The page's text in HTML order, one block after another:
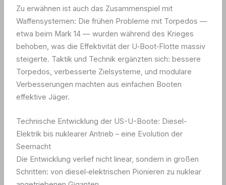
Zu erwähnen ist auch das Zusammenspiel mit
Waffensystemen: Die frühen Probleme mit Torpedos —
etwa beim Mark 14 — wurden während des Krieges
behoben, was die Effektivität der U‑Boot‑Flotte massiv
steigerte. Taktik und Technik ergänzten sich: bessere
Torpedos, verbesserte Zielsysteme, und modulare
Verbesserungen machten aus einfachen Booten
effektive Jäger.
Technische Entwicklung der US-U-Boote: Diesel-
Elektrik bis nuklearer Antrieb – eine Evolution der
Seemacht
Die Entwicklung verlief nicht linear, sondern in großen
Schritten: von diesel‑elektrischen Pionieren zu nuklear